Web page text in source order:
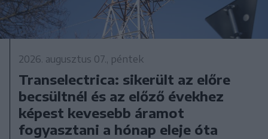
2026. augusztus 07., péntek
Transelectrica: sikerült az előre
becsültnél és az előző évekhez
képest kevesebb áramot
fogyasztani a hónap eleje óta